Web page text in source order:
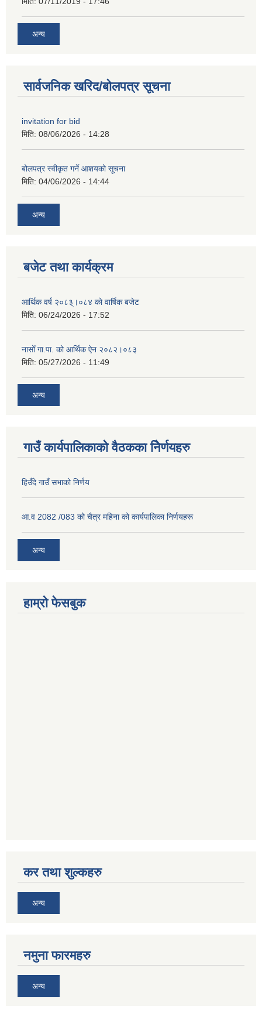
अन्य
सार्वजनिक खरिद/बोलपत्र सूचना
invitation for bid
मिति: 08/06/2026 - 14:28
बोलपत्र स्वीकृत गर्ने आशयको सूचना
मिति: 04/06/2026 - 14:44
अन्य
बजेट तथा कार्यक्रम
आर्थिक वर्ष २०८३्।०८४ को वार्षिक बजेट
मिति: 06/24/2026 - 17:52
नासोँ गा.पा. को आर्थिक ऐन २०८२।०८३
मिति: 05/27/2026 - 11:49
अन्य
गाउँ कार्यपालिकाको वैठकका निेर्णयहरु
हिउँदे गाउँ सभाको निर्णय
आ.व 2082 /083 को चैत्र महिना को कार्यपालिका निर्णयहरू
अन्य
हाम्रो फेसबुक
कर तथा शुल्कहरु
अन्य
नमुना फारमहरु
अन्य